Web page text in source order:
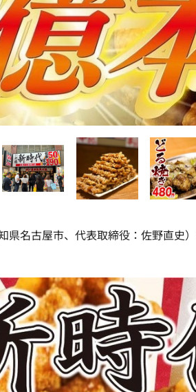
県名古屋市、代表取締役：佐野直史